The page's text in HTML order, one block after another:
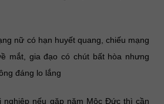
nữ có hạn huyết quang, chiếu mạng
mắt, gia đạo có chút bất hòa nhưng
đáng lo lắng
nghiệp nếu gặp năm Mộc Đức thì cần